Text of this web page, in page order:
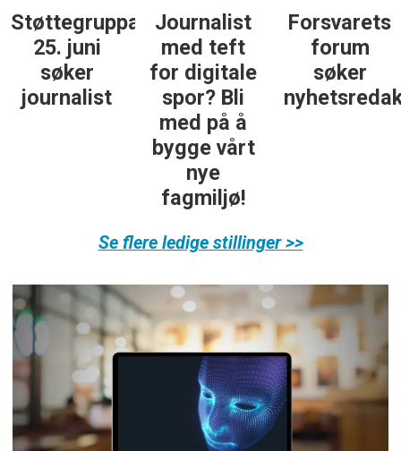
Støttegruppa
25. juni
søker
journalist
Journalist
med teft
for digitale
spor? Bli
med på å
bygge vårt
nye
fagmiljø!
Forsvarets
forum
søker
Se flere ledige stillinger >>